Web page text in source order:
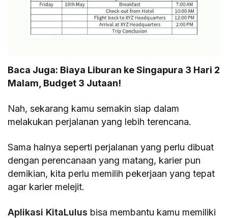
Baca Juga: Biaya Liburan ke Singapura 3 Hari 2
Malam, Budget 3 Jutaan!
Nah, sekarang kamu semakin siap dalam
melakukan perjalanan yang lebih terencana.
Sama halnya seperti perjalanan yang perlu dibuat
dengan perencanaan yang matang, karier pun
demikian, kita perlu memilih pekerjaan yang tepat
agar karier melejit.
Aplikasi KitaLulus bisa membantu kamu memiliki